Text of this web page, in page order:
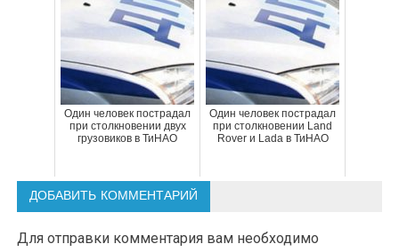
Один человек пострадал
при столкновении двух
грузовиков в ТиНАО
Один человек пострадал
при столкновении Land
Rover и Lada в ТиНАО
ДОБАВИТЬ КОММЕНТАРИЙ
Для отправки комментария вам необходимо